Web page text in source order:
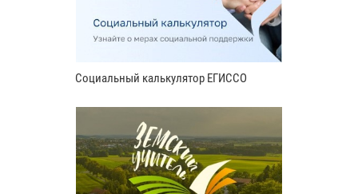
Социальный калькулятор ЕГИССО